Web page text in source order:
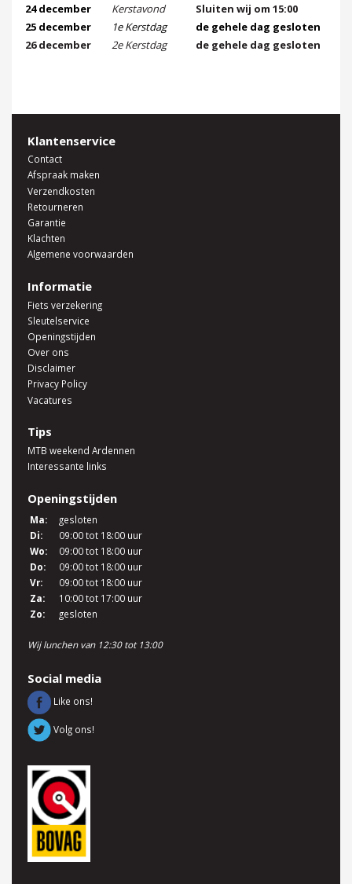
24 december
Kerstavond
Sluiten wij om 15:00
25 december
1e Kerstdag
de gehele dag gesloten
26 december
2e Kerstdag de gehele dag gesloten
Klantenservice
Contact
Afspraak maken
Verzendkosten
Retourneren
Garantie
Klachten
Algemene voorwaarden
Informatie
Fiets verzekering
Sleutelservice
Openingstijden
Over ons
Disclaimer
Privacy Policy
Vacatures
Tips
MTB weekend Ardennen
Interessante links
Openingstijden
Ma:
gesloten
Di:
09:00 tot 18:00 uur
Wo:
09:00 tot 18:00 uur
Do:
09:00 tot 18:00 uur
Vr:
09:00 tot 18:00 uur
Za:
10:00 tot 17:00 uur
Zo:
gesloten
Wij lunchen van 12:30 tot 13:00
Social media
Like ons!
Volg ons!